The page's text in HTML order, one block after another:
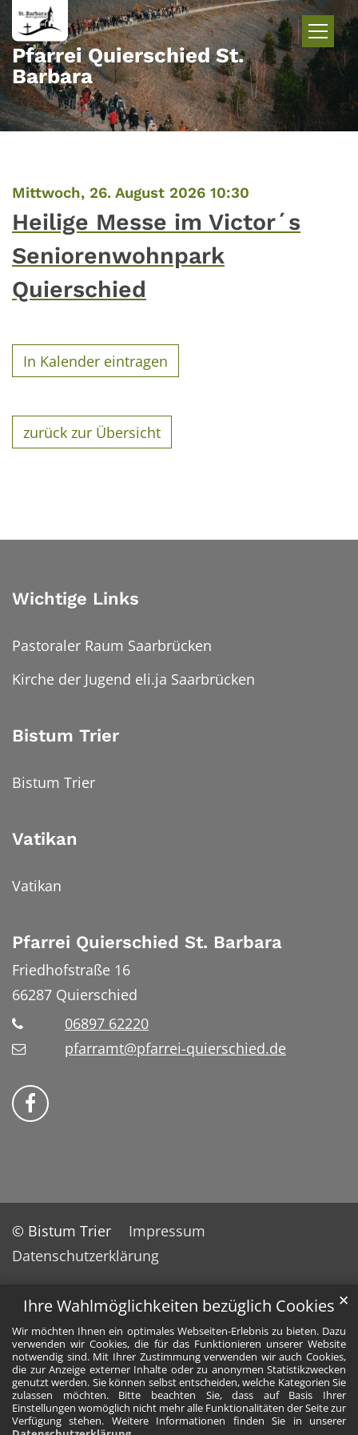
Ihre Wahlmöglichkeiten bezüglich Cookies
Wir möchten Ihnen ein optimales Webseiten-Erlebnis zu bieten. Dazu
verwenden wir Cookies, die für das Funktionieren unserer Website
notwendig sind. Mit Ihrer Zustimmung verwenden wir auch Cookies,
die zur Anzeige externer Inhalte oder zu anonymen Statistikzwecken
genutzt werden. Sie können selbst entscheiden, welche Kategorien Sie
zulassen möchten. Bitte beachten Sie, dass auf Basis Ihrer
Einstellungen womöglich nicht mehr alle Funktionalitäten der Seite zur
Verfügung stehen. Weitere Informationen finden Sie in unserer
✕
Zum Inhalt springen
Pfarrei Quierschied St.
Barbara
Mittwoch, 26. August 2026 10:30
Heilige Messe im Victor´s
Seniorenwohnpark
Quierschied
In Kalender eintragen
zurück zur Übersicht
Wichtige Links
Pastoraler Raum Saarbrücken
Kirche der Jugend eli.ja Saarbrücken
Bistum Trier
Bistum Trier
Vatikan
Vatikan
Pfarrei Quierschied St. Barbara
Friedhofstraße 16
66287 Quierschied
06897 62220
pfarramt@pfarrei-quierschied.de
Bistum Trier auf Facebook
© Bistum Trier
Impressum
Datenschutzerklärung